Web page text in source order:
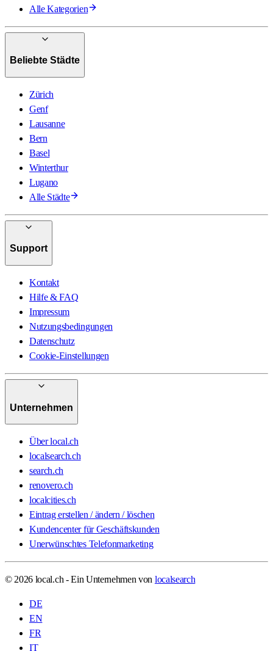
Alle Kategorien
Beliebte Städte
Zürich
Genf
Lausanne
Bern
Basel
Winterthur
Lugano
Alle Städte
Support
Kontakt
Hilfe & FAQ
Impressum
Nutzungsbedingungen
Datenschutz
Cookie-Einstellungen
Unternehmen
Über local.ch
localsearch.ch
search.ch
renovero.ch
localcities.ch
Eintrag erstellen / ändern / löschen
Kundencenter für Geschäftskunden
Unerwünschtes Telefonmarketing
© 2026 local.ch - Ein Unternehmen von localsearch
DE
EN
FR
IT